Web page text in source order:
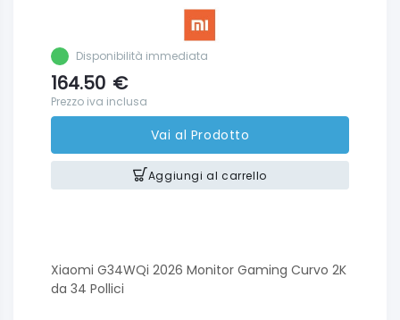
Disponibilità immediata
164.50 €
Prezzo iva inclusa
Vai al Prodotto
Aggiungi al carrello
Xiaomi G34WQi 2026 Monitor Gaming Curvo 2K
da 34 Pollici